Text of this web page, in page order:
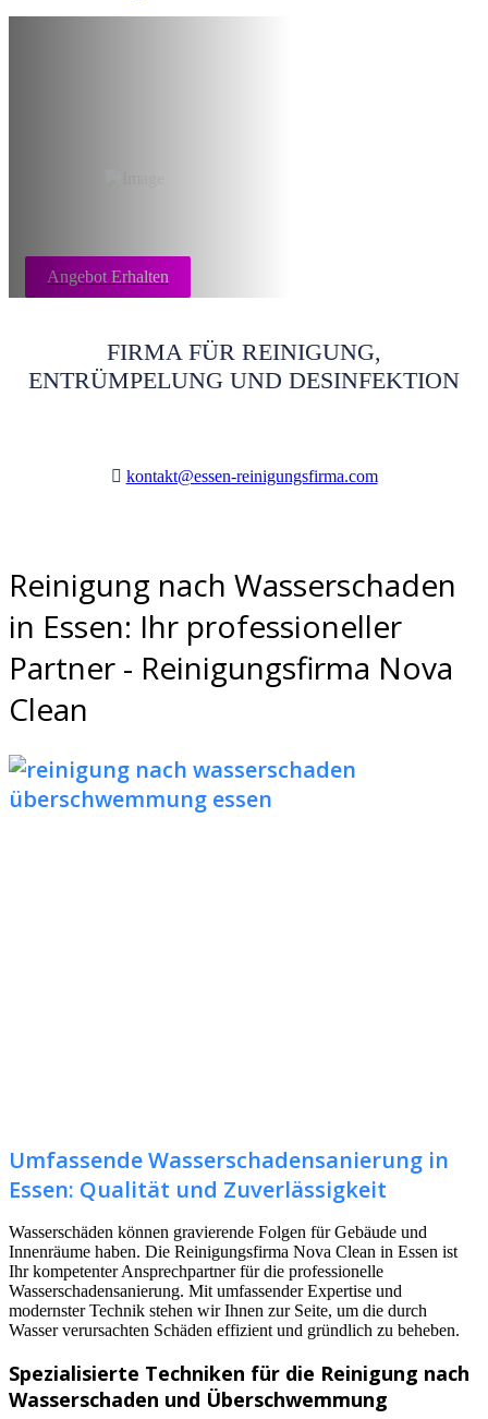
Angebot Erhalten
FIRMA FÜR REINIGUNG,
ENTRÜMPELUNG UND DESINFEKTION
kontakt@essen-reinigungsfirma.com
Reinigung nach Wasserschaden
in Essen: Ihr professioneller
Partner - Reinigungsfirma Nova
Clean
Umfassende Wasserschadensanierung in
Essen: Qualität und Zuverlässigkeit
Wasserschäden können gravierende Folgen für Gebäude und
Innenräume haben. Die Reinigungsfirma Nova Clean in Essen ist
Ihr kompetenter Ansprechpartner für die professionelle
Wasserschadensanierung. Mit umfassender Expertise und
modernster Technik stehen wir Ihnen zur Seite, um die durch
Wasser verursachten Schäden effizient und gründlich zu beheben.
Spezialisierte Techniken für die Reinigung nach
Wasserschaden und Überschwemmung